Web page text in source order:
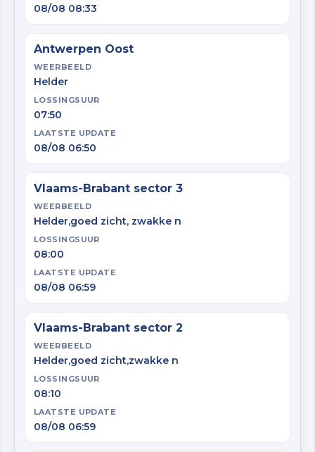
08/08 08:33
Antwerpen Oost
WEERBEELD
Helder
LOSSINGSUUR
07:50
LAATSTE UPDATE
08/08 06:50
Vlaams-Brabant sector 3
WEERBEELD
Helder,goed zicht, zwakke n
LOSSINGSUUR
08:00
LAATSTE UPDATE
08/08 06:59
Vlaams-Brabant sector 2
WEERBEELD
Helder,goed zicht,zwakke n
LOSSINGSUUR
08:10
LAATSTE UPDATE
08/08 06:59